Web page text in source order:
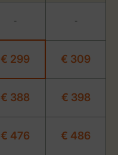
- -
€ 299 € 309
€ 388 € 398
€ 476 € 486